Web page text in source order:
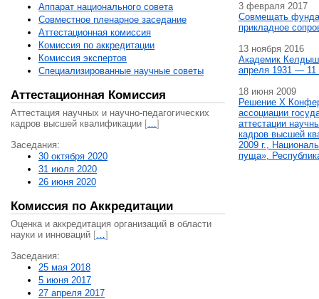
Аппарат национального совета
Совместное пленарное заседание
Аттестационная комисcия
Комиссия по аккредитации
Комиссия экспертов
Специализированные научные советы
Аттестационная Комиссия
Аттестация научных и научно-педагогических
кадров высшей квалификации […]
Заседания:
30 октября 2020
31 июля 2020
26 июня 2020
Комиссия по Аккредитации
Оценка и аккредитация организаций в области
науки и инноваций […]
Заседания:
25 мая 2018
5 июня 2017
27 апреля 2017
3 февраля 2017
Совмещать
прикладное
13 ноября 2016
Академик
апреля 1931 — 11
18 июня 2009
Решение X
ассоциации
аттестации
кадров высшей
2009 г.,
пуща»,